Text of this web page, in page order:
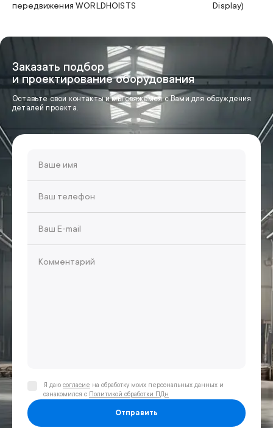
передвижения WORLDHOISTS
Display)
Заказать подбор
и проектирование оборудования
Оставьте свои контакты и мы свяжемся с Вами для обсуждения
деталей проекта.
Отправить
Я даю согласие на обработку моих персональных данных и
ознакомился с
Политикой обработки ПДн